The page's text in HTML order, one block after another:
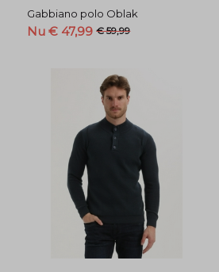
Gabbiano polo Oblak
Nu € 47,99 € 59,99